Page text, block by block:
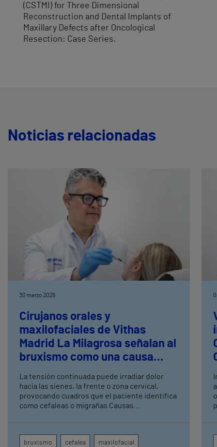
(CSTMI) for Three Dimensional
Reconstruction and Dental Implants of
Maxillary Defects after Oncological
Resection: Case Series.
Noticias relacionadas
30 marzo 2026
Cirujanos orales y
maxilofaciales de Vithas
Madrid La Milagrosa señalan al
bruxismo como una causa
prevalente de la cefalea
crónica
La tensión continuada puede irradiar dolor
hacia las sienes, la frente o zona cervical,
provocando cuadros que el paciente identifica
como cefaleas o migrañas Causas
libera pueden provocar que una persona
apriete los dientes de forma inconsciente y
bruxismo cefalea maxilofacial